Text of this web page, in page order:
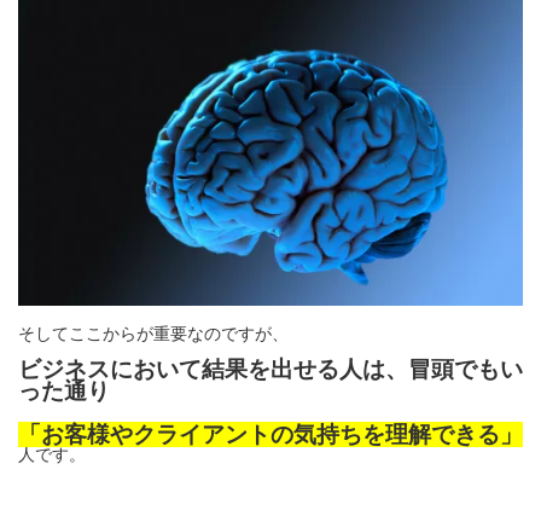
そしてここからが重要なのですが、
ビジネスにおいて結果を出せる人は、冒頭でもい
った通り
「お客様やクライアントの気持ちを理解できる」
人です。